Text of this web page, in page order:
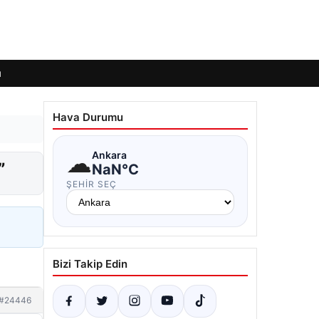
Hava Durumu
☁Ankara
NaN°C
ŞEHIR SEÇ
Bizi Takip Edin